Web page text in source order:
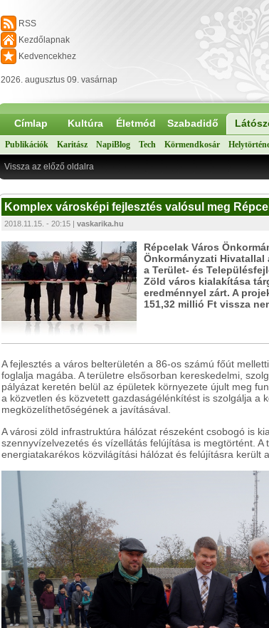
RSS
Kezdőlapnak
Kedvencekhez
2026. augusztus 09. vasárnap
Címlap Kultúra Életmód Szabadidő
Publikációk Karitász NapiBlog Tech Körmendkosár
Vissza az előző oldalra
Komplex városképi fejlesztés valósul meg
2018.11.15. - 20:15 | vaskarika.hu
Répcelak Város
Önkormányzati
a Terület- és
Zöld város kialakítása
eredménnyel zárt. A
151,32 millió Ft vissza
A fejlesztés a város belterületén a 86-os számú főút
foglalja magába. A területre elsősorban kereskedelmi,
pályázat keretén belül az épületek környezete újult meg
a közvetlen és közvetett gazdaságélénkítést is szolgálja a
megközelíthetőségének a javításával.
A városi zöld infrastruktúra hálózat részeként csobogó is
szennyvízelvezetés és vízellátás felújítása is megtörtént.
energiatakarékos közvilágítási hálózat és felújításra került